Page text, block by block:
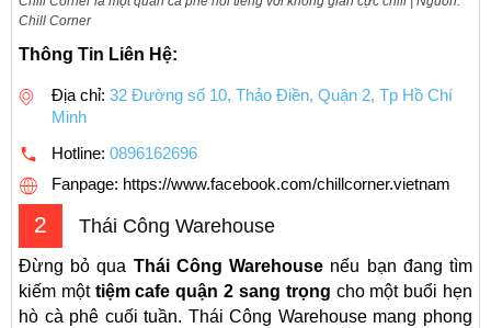
Chill Corner
Thông Tin Liên Hệ:
Địa chỉ: 32 Đường số 10, Thảo Điền, Quận 2, Tp Hồ Chí
Minh
Hotline: 0896162696
Fanpage: https://www.facebook.com/chillcorner.vietnam
2 Thái Công Warehouse
Đừng bỏ qua Thái Công Warehouse nếu bạn đang tìm
kiếm một tiệm cafe quận 2 sang trọng cho một buổi hẹn
hò cà phê cuối tuần. Thái Công Warehouse mang phong